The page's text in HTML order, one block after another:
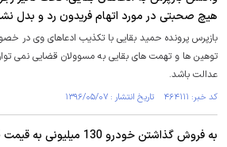
هیچ صحبتی در مورد اتهام فریدون رد و بدل
بازپرس پرونده حمید بقایی با تکذیب ادعاهای وی
توهین ها و تهمت های بقایی به مسوولان قضایی نمی
عدالت باشد.
کد خبر: ۴۶۴۱۱۱ تاریخ انتشار : ۱۳۹۶/۰۵/۰۷
به فروش گذاشتن خودرو 130 میلیونی به قیمت 45 میلیون در دیوار